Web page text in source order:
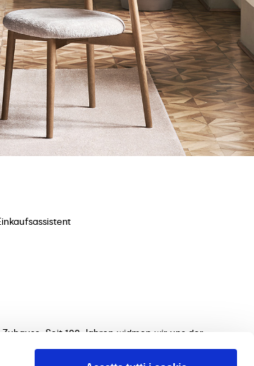
Seit 100 Jahren widmen wir uns der
Tischen, Stühlen, Betten, Sofas und